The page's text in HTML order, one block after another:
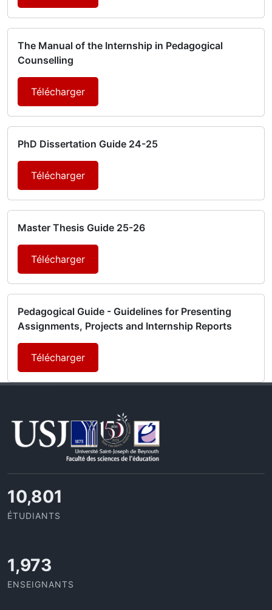
The Manual of the Internship in Pedagogical
Counselling
Télécharger
PhD Dissertation Guide 24-25
Télécharger
Master Thesis Guide 25-26
Télécharger
Pedagogical Guide - Guidelines for Presenting
Assignments, Projects and Internship Reports
Télécharger
11,727
ÉTUDIANTS
2,142
ENSEIGNANTS